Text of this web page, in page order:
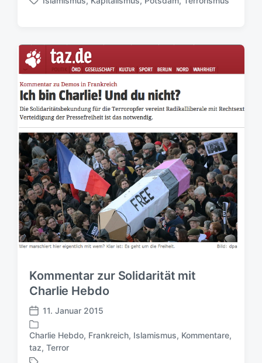
e
f
e
n
t
l
i
c
h
u
n
g
s
d
a
t
u
m
n
t
l
i
c
t
i
n
S
l
a
g
ö
t
e
r
Kommentar zur Solidarität mit
Charlie Hebdo
V
e
r
ö
11. Januar 2015
Charlie Hebdo, Frankreich, Islamismus, Kommentare,
taz, Terror